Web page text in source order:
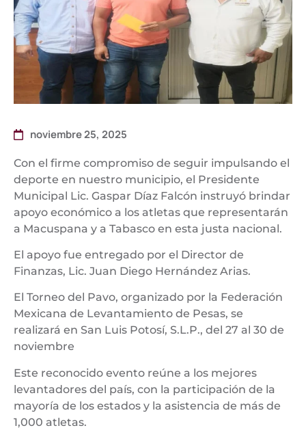
noviembre 25, 2025
Con el firme compromiso de seguir impulsando el
deporte en nuestro municipio, el Presidente
Municipal Lic. Gaspar Díaz Falcón instruyó brindar
apoyo económico a los atletas que representarán
a Macuspana y a Tabasco en esta justa nacional.
El apoyo fue entregado por el Director de
Finanzas, Lic. Juan Diego Hernández Arias.
El Torneo del Pavo, organizado por la Federación
Mexicana de Levantamiento de Pesas, se
realizará en San Luis Potosí, S.L.P., del 27 al 30 de
noviembre
Este reconocido evento reúne a los mejores
levantadores del país, con la participación de la
mayoría de los estados y la asistencia de más de
1,000 atletas.